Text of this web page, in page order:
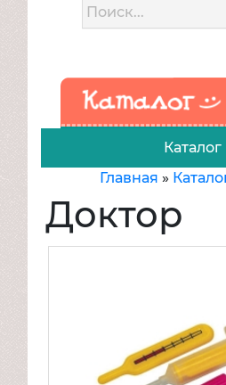
Контакты
Каталог
Игрушки
Аксессуары для
Животные,
Игровые наборы
Магазин, продукты
Парикмахер,
Главная »
Доктор